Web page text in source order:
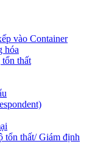
vào Container
hóa
thất
tổn thất/ Giám định